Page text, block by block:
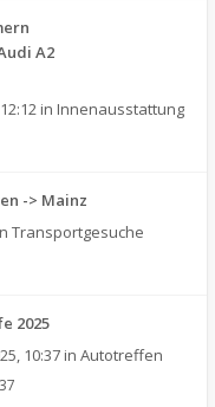
A2
in Innenausstattung
-> Mainz
Transportgesuche
2025
10:37 in Autotreffen